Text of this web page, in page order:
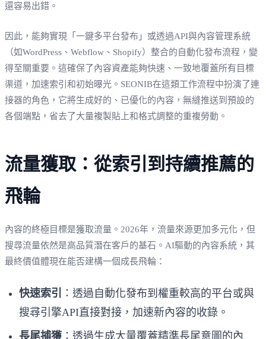
還容易出錯。
因此，能夠實現「一鍵多平台發布」或透過API與內容管理系統
（如WordPress、Webflow、Shopify）整合的自動化發布流程，變
得至關重要。這確保了內容資產能夠快速、一致地覆蓋所有目標
渠道，加速索引和初始曝光。SEONIB在這類工作流程中扮演了連
接器的角色，它將生成好的、已優化的內容，無縫推送到預設的
各個端點，省去了大量複製貼上和格式調整的重複勞動。
流量獲取：從索引到持續推薦的
飛輪
內容的終極目標是獲取流量。2026年，流量來源更加多元化，但
搜尋流量依然是高品質潛在客戶的基石。AI驅動的內容系統，其
最終價值體現在能否建構一個成長飛輪：
快速索引
：透過自動化發布到權重較高的平台或與
搜尋引擎API直接對接，加速新內容的收錄。
長尾捕獲 ：透過生成大量覆蓋精準長尾意圖的內